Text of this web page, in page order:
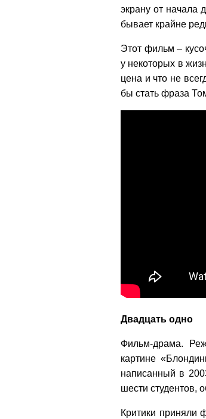
экрану от начала
бывает крайне
Этот фильм –
у некоторых в
цена и что не
бы стать фраза
Двадцать одно
Фильм-драма.
картине
написанный в
шести студентов,
Критики приняли